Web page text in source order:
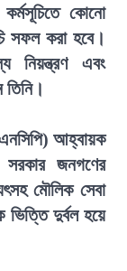
কোনো
সফল করা হবে।
নিয়ন্ত্রণ এবং
তিনি।
আহ্বায়ক
জনগণের
মৌলিক সেবা
ভিত্তি দুর্বল হয়ে